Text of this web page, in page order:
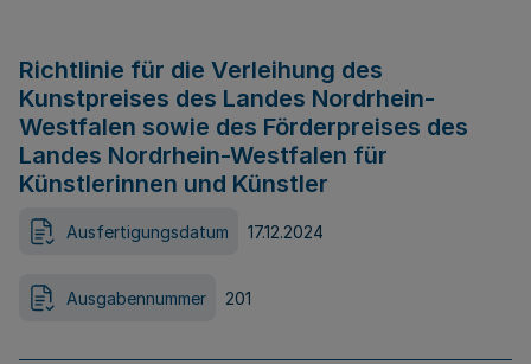
Richtlinie für die Verleihung des
Kunstpreises des Landes Nordrhein-
Westfalen sowie des Förderpreises des
Landes Nordrhein-Westfalen für
Künstlerinnen und Künstler
Ausfertigungsdatum 17.12.2024
Ausgabennummer 201